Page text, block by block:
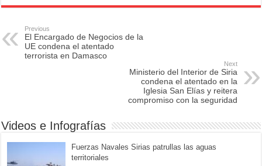
c
e
b
o
st
d
o
ail ar
Previous
El Encargado de Negocios de la
UE condena el atentado
terrorista en Damasco
Next
Ministerio del Interior de Siria
condena el atentado en la
Iglesia San Elías y reitera
compromiso con la seguridad
Videos e Infografías
Fuerzas Navales Sirias patrullas las aguas
territoriales